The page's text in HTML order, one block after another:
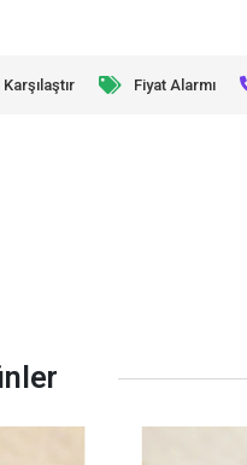
Karşılaştır Fiyat Alarmı